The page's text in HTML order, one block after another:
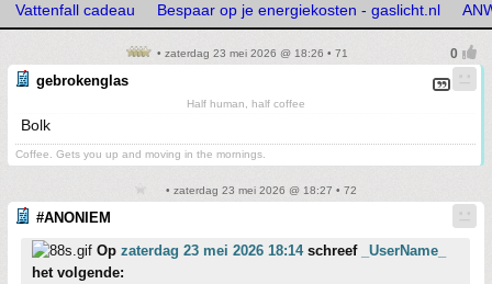
Vattenfall cadeau Bespaar op je energiekosten - gaslicht.nl
• zaterdag 23 mei 2026 @ 18:26 • 71
gebrokenglas
Half human, half coffee
Bolk
Coffee. Gets you up and moving in the mornings.
• zaterdag 23 mei 2026 @ 18:27 • 72
#ANONIEM
Op zaterdag 23 mei 2026 18:14schreef
_UserName_
het volgende: